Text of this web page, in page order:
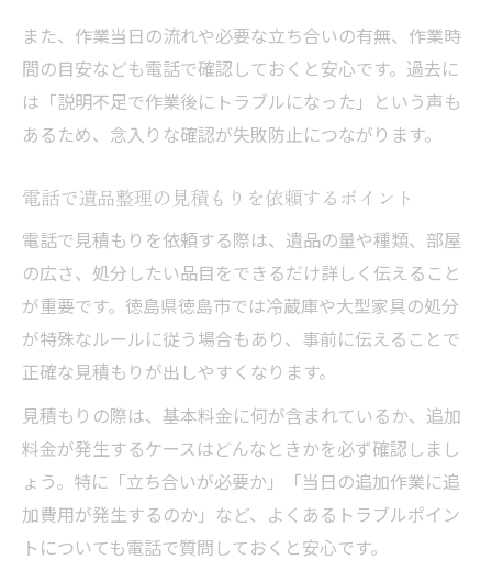
夫
電話依頼時の遺品整理で見積もりを確認す
る理由
遺品整理トラブルを避ける電話での質問例
忙しい方に適した遺品整理の依頼方法
忙しい人が電話で遺品整理を効率化するコ
電話一本で完結する遺品整理の依頼ポイン
時短で遺品整理を進める電話依頼の工夫
遺品整理を電話で依頼する際のスムーズな
電話対応が迅速な遺品整理業者の特徴
また、作業当日の流れや必要な立ち合いの有無、作業時
間の目安なども電話で確認しておくと安心です。過去に
は「説明不足で作業後にトラブルになった」という声も
あるため、念入りな確認が失敗防止につながります。
電話で遺品整理の見積もりを依頼するポイント
電話で見積もりを依頼する際は、遺品の量や種類、部屋
の広さ、処分したい品目をできるだけ詳しく伝えること
が重要です。徳島県徳島市では冷蔵庫や大型家具の処分
が特殊なルールに従う場合もあり、事前に伝えることで
正確な見積もりが出しやすくなります。
見積もりの際は、基本料金に何が含まれているか、追加
料金が発生するケースはどんなときかを必ず確認しまし
ょう。特に「立ち合いが必要か」「当日の追加作業に追
加費用が発生するのか」など、よくあるトラブルポイン
トについても電話で質問しておくと安心です。